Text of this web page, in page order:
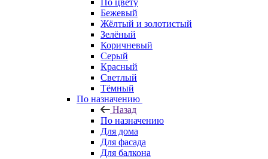
По цвету
Бежевый
Жёлтый и золотистый
Зелёный
Коричневый
Серый
Красный
Светлый
Тёмный
По назначению
Назад
По назначению
Для дома
Для фасада
Для балкона